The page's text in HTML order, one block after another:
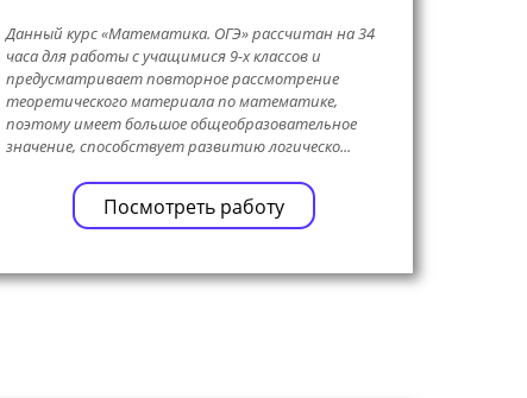
Данный курс «Математика. ОГЭ» рассчитан на 34
часа для работы с учащимися 9-х классов и
предусматривает повторное рассмотрение
теоретического материала по математике,
поэтому имеет большое общеобразовательное
значение, способствует развитию логическо...
Посмотреть работу